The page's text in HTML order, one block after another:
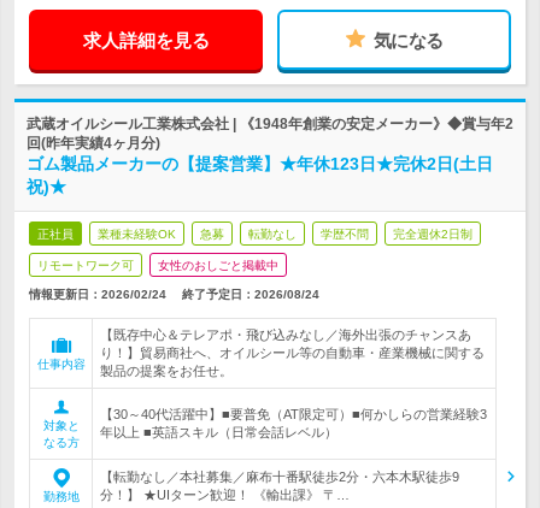
求人詳細を見る 気になる
武蔵オイルシール工業株式会社 | 《1948年創業の安定メーカー》◆賞与年2
回(昨年実績4ヶ月分)
ゴム製品メーカーの【提案営業】★年休123日★完休2日(土日
祝)★
正社員 業種未経験OK 急募 転勤なし 学歴不問 完全週休2日制
リモートワーク可 女性のおしごと掲載中
情報更新日：2026/02/24 終了予定日： 2026/08/24
仕事内容
【既存中心＆テレアポ・飛び込みなし／海外出張のチャンスあ
り！】貿易商社へ、オイルシール等の自動車・産業機械に関する
製品の提案をお任せ。
対象と
なる方
【30～40代活躍中】■要普免（AT限定可）■何かしらの営業経験3
年以上 ■英語スキル（日常会話レベル）
勤務地
【転勤なし／本社募集／麻布十番駅徒歩2分・六本木駅徒歩9
分！】 ★UIターン歓迎！ 《輸出課》 〒…